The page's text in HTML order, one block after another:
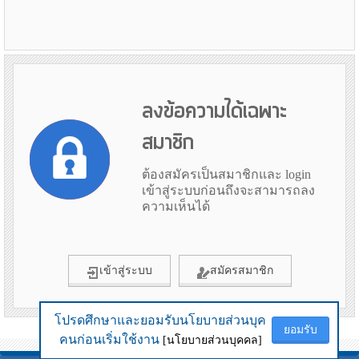
โปรดศึกษาและยอมรับนโยบายส่วนบุค
คนก่อนเริ่มใช้งาน [นโยบายส่วนบุคคล]
ยอมรับ
ลงข้อความได้เฉพาะ
สมาชิก
ต้องสมัครเป็นสมาชิกและ login
เข้าสู่ระบบก่อนถึงจะสามารถลง
ความเห็นได้
เข้าสู่ระบบ สมัครสมาชิก
ข้อมูลเมื่อ 31st July 2026 11:37
โปรดศึกษาและยอมรับนโยบายส่วนบุค
คนก่อนเริ่มใช้งาน [นโยบายส่วนบุคคล]
ยอมรับ